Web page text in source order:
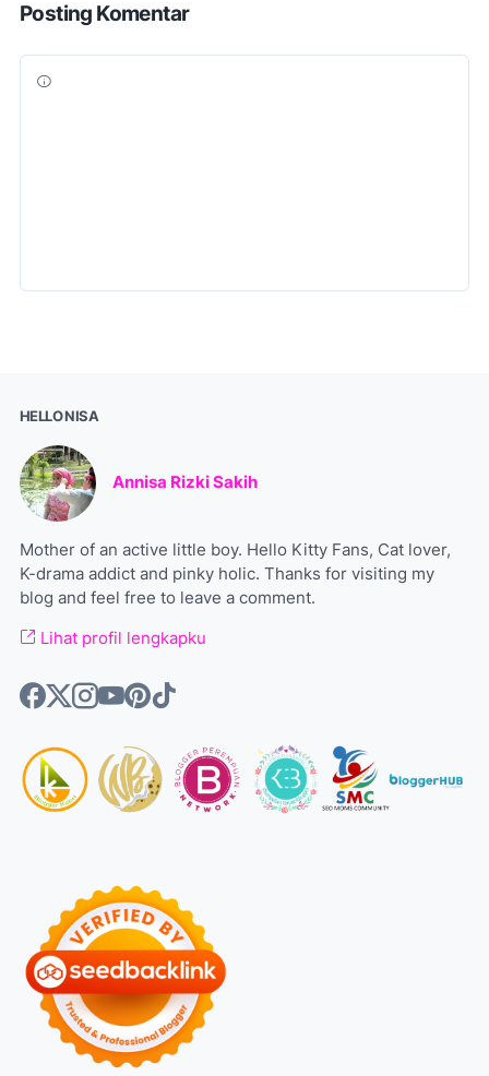
Posting Komentar
HELLO NISA
Annisa Rizki Sakih
Mother of an active little boy. Hello Kitty Fans, Cat lover,
K-drama addict and pinky holic. Thanks for visiting my
blog and feel free to leave a comment.
Lihat profil lengkapku